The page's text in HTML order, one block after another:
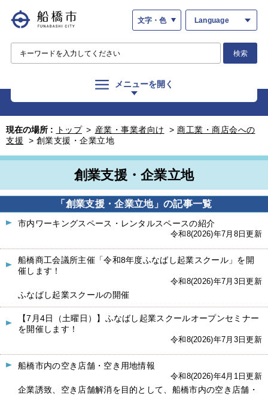
文字・色 Language
検索
メニューを開く
現在の場所 : トップ > 産業・事業者向け > 商工業・商店会への
支援
> 創業支援・企業立地
創業支援・企業立地
「創業支援・企業立地」の記事一覧
市内ワーキングスペース・レンタルスペースの紹介
令和8(2026)年7月8日更新
船橋商工会議所主催「令和8年度ふなばし起業スクール」を開
催します！
令和8(2026)年7月3日更新
ふなばし起業スクールの開催
【7月4日（土曜日）】ふなばし起業スクールオープンセミナー
を開催します！
令和8(2026)年7月3日更新
船橋市内の空き店舗・空き用地情報
令和8(2026)年4月1日更新
企業誘致、空き店舗解消を目的として、船橋市内の空き店舗・